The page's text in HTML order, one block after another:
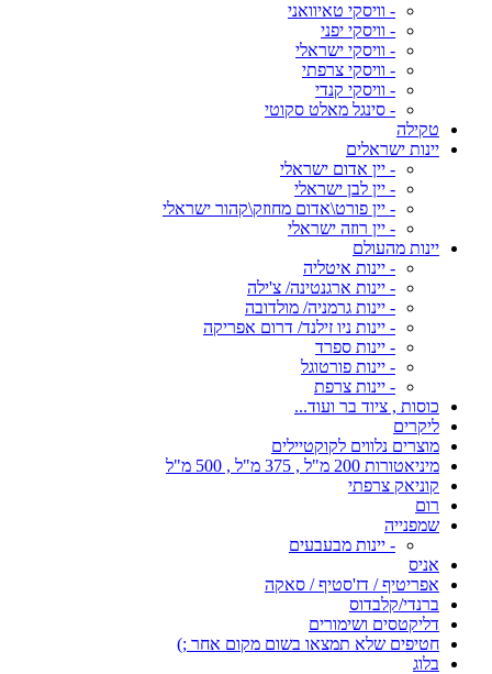
- וויסקי טאיוואני
- וויסקי יפני
- וויסקי ישראלי
- וויסקי צרפתי
- וויסקי קנדי
- סינגל מאלט סקוטי
טקילה
יינות ישראלים
- יין אדום ישראלי
- יין לבן ישראלי
- יין פורט\אדום מחוזק\קהור ישראלי
- יין רוזה ישראלי
יינות מהעולם
- יינות איטליה
- יינות ארגנטינה/ צ'ילה
- יינות גרמניה/ מולדובה
- יינות ניו זילנד/ דרום אפריקה
- יינות ספרד
- יינות פורטוגל
- יינות צרפת
כוסות , ציוד בר ועוד...
ליקרים
מוצרים נלווים לקוקטיילים
מיניאטורות 200 מ"ל , 375 מ"ל , 500 מ"ל
קוניאק צרפתי
רום
שמפנייה
- יינות מבעבעים
אניס
אפריטיף / דז'סטיף / סאקה
ברנדי/קלבדוס
דליקטסים ושימורים
חטיפים שלא תמצאו בשום מקום אחר ;)
בלוג